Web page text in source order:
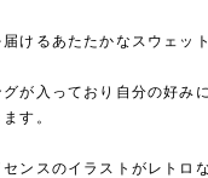
けるあたたかなスウェット
が入っており自分の好み
す。
ンスのイラストがレトロ